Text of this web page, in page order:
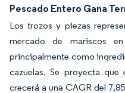
Pescado Entero Gana
Los trozos y piezas
mercado de mariscos
principalmente como
cazuelas. Se proyecta
crecerá a una CAGR del